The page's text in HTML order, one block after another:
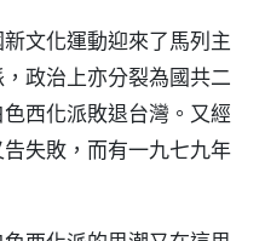
文化運動迎來了馬列主
政治上亦分裂為國共二
西化派敗退台灣。又經
失敗，而有一九七九年